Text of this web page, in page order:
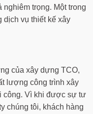
trọng. Một trong
dịch vụ thiết kế xây
của xây dựng TCO,
lượng công trình xây
công. Vì khi được sự tư
chúng tôi, khách hàng